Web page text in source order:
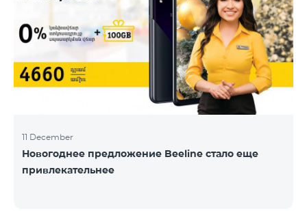
11 December
Новогоднее предложение Beeline стало еще
привлекательнее